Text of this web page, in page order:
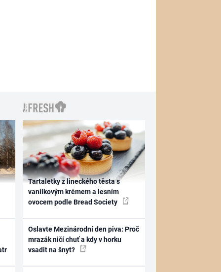
Tartaletky z lineckého těsta s
vanilkovým krémem a lesním
ovocem podle Bread Society
Oslavte Mezinárodní den piva: Proč
mrazák ničí chuť a kdy v horku
vsadit na šnyt?